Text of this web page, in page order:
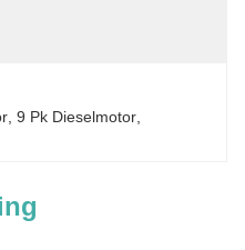
9 Pk Dieselmotor